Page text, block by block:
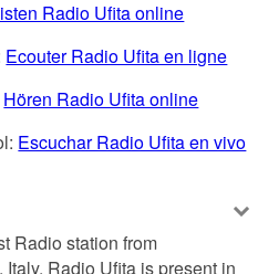
Radio Ufita online
Ecouter Radio Ufita en ligne
Hören Radio Ufita online
Escuchar Radio Ufita en vivo
Radio station from
Radio Ufita is present in